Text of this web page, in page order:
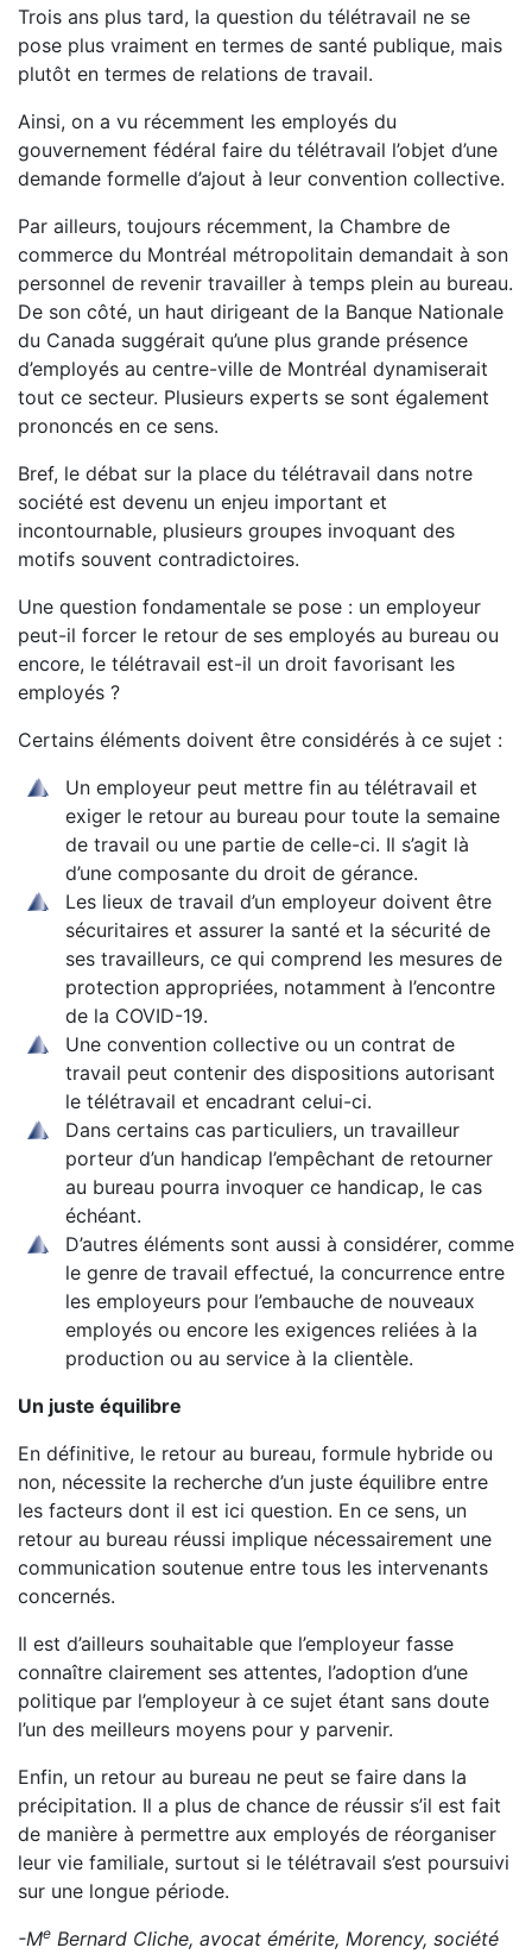
Trois ans plus tard, la question du télétravail ne se
pose plus vraiment en termes de santé publique, mais
plutôt en termes de relations de travail.
Ainsi, on a vu récemment les employés du
gouvernement fédéral faire du télétravail l’objet d’une
demande formelle d’ajout à leur convention collective.
Par ailleurs, toujours récemment, la Chambre de
commerce du Montréal métropolitain demandait à son
personnel de revenir travailler à temps plein au bureau.
De son côté, un haut dirigeant de la Banque Nationale
du Canada suggérait qu’une plus grande présence
d’employés au centre-ville de Montréal dynamiserait
tout ce secteur. Plusieurs experts se sont également
prononcés en ce sens.
Bref, le débat sur la place du télétravail dans notre
société est devenu un enjeu important et
incontournable, plusieurs groupes invoquant des
motifs souvent contradictoires.
Une question fondamentale se pose : un employeur
peut-il forcer le retour de ses employés au bureau ou
encore, le télétravail est-il un droit favorisant les
employés ?
Certains éléments doivent être considérés à ce sujet :
Un employeur peut mettre fin au télétravail et
exiger le retour au bureau pour toute la semaine
de travail ou une partie de celle-ci. Il s’agit là
d’une composante du droit de gérance.
Les lieux de travail d’un employeur doivent être
sécuritaires et assurer la santé et la sécurité de
ses travailleurs, ce qui comprend les mesures de
protection appropriées, notamment à l’encontre
de la COVID-19.
Une convention collective ou un contrat de
travail peut contenir des dispositions autorisant
le télétravail et encadrant celui-ci.
Dans certains cas particuliers, un travailleur
porteur d’un handicap l’empêchant de retourner
au bureau pourra invoquer ce handicap, le cas
échéant.
D’autres éléments sont aussi à considérer, comme
le genre de travail effectué, la concurrence entre
les employeurs pour l’embauche de nouveaux
employés ou encore les exigences reliées à la
production ou au service à la clientèle.
Un juste équilibre
En définitive, le retour au bureau, formule hybride ou
non, nécessite la recherche d’un juste équilibre entre
les facteurs dont il est ici question. En ce sens, un
retour au bureau réussi implique nécessairement une
communication soutenue entre tous les intervenants
concernés.
Il est d’ailleurs souhaitable que l’employeur fasse
connaître clairement ses attentes, l’adoption d’une
politique par l’employeur à ce sujet étant sans doute
l’un des meilleurs moyens pour y parvenir.
Enfin, un retour au bureau ne peut se faire dans la
précipitation. Il a plus de chance de réussir s’il est fait
de manière à permettre aux employés de réorganiser
leur vie familiale, surtout si le télétravail s’est poursuivi
sur une longue période.
-Me Bernard Cliche, avocat émérite, Morency, société